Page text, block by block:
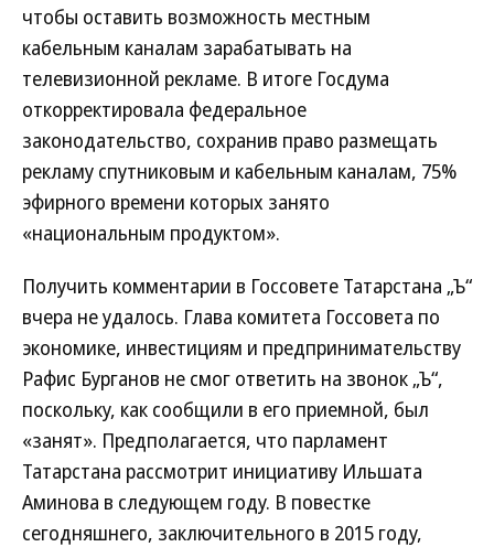
чтобы оставить возможность местным
кабельным каналам зарабатывать на
телевизионной рекламе. В итоге Госдума
откорректировала федеральное
законодательство, сохранив право размещать
рекламу спутниковым и кабельным каналам, 75%
эфирного времени которых занято
«национальным продуктом».
Получить комментарии в Госсовете Татарстана „Ъ“
вчера не удалось. Глава комитета Госсовета по
экономике, инвестициям и предпринимательству
Рафис Бурганов не смог ответить на звонок „Ъ“,
поскольку, как сообщили в его приемной, был
«занят». Предполагается, что парламент
Татарстана рассмотрит инициативу Ильшата
Аминова в следующем году. В повестке
сегодняшнего, заключительного в 2015 году,